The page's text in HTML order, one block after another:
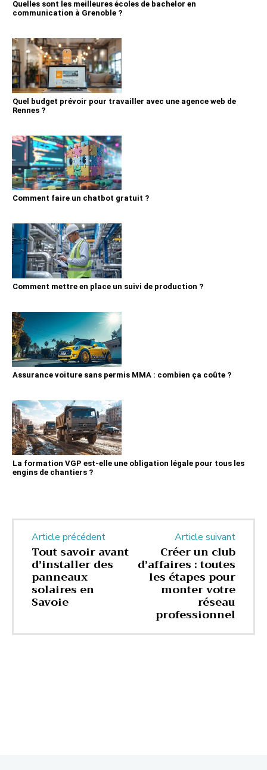
Quelles sont les meilleures écoles de bachelor en
communication à Grenoble ?
Quel budget prévoir pour travailler avec une agence web de
Rennes ?
Comment faire un chatbot gratuit ?
Comment mettre en place un suivi de production ?
Assurance voiture sans permis MMA : combien ça coûte ?
La formation VGP est-elle une obligation légale pour tous les
engins de chantiers ?
Article précédent
Tout savoir avant
d’installer des
panneaux
solaires en
Savoie
Article suivant
Créer un club
d’affaires : toutes
les étapes pour
monter votre
réseau
professionnel